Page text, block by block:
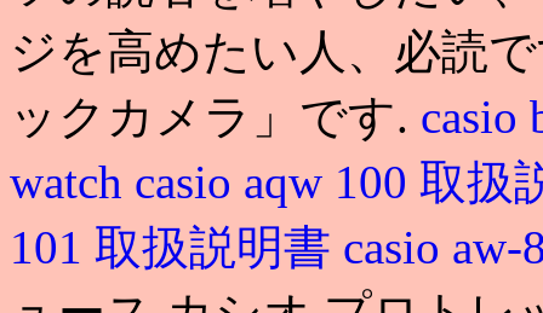
ジを高めたい人、必読
ックカメラ」です. casio
watch casio aqw 100 取
101 取扱説明書 casio